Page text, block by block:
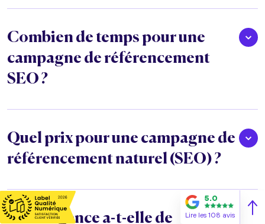
Combien de temps pour une
campagne de référencement
SEO ?
Quel prix pour une campagne de
référencement naturel (SEO) ?
Votre agence a-t-elle de
5.0
Lire les 108 avis